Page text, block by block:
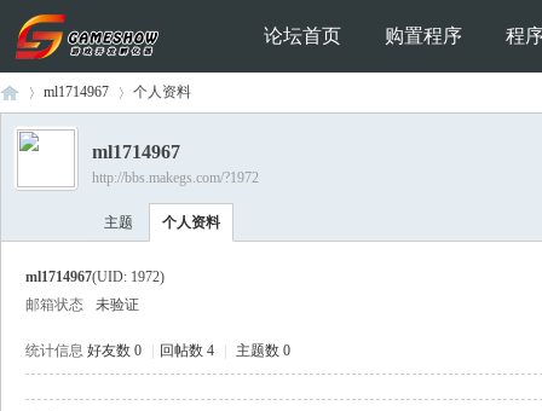
论坛首页 购置程序 程
›
ml1714967 个人资料
ml1714967
http://bbs.makegs.com/?1972
主题 个人资料
ml1714967(UID: 1972)
邮箱状态
未验证
统计信息 好友数 0 回帖数 4 主题数 0